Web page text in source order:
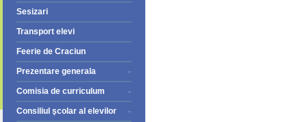
Sesizari
Transport elevi
Feerie de Craciun
Prezentare generala
Comisia de curriculum
Consiliul şcolar al elevilor